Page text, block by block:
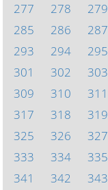
277
278 279
285
286 287
293
294 295
301
302 303
309
310 311
317
318 319
325
326 327
333
334 335
341
342 343